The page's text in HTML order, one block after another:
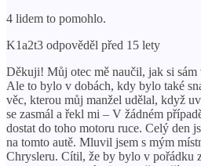
4 lidem to pomohlo.
K1a2t3 odpověděl před 15 lety
Děkuji! Můj otec mě naučil, jak si
Ale to bylo v dobách, kdy bylo také
věc, kterou můj manžel udělal, když
se zasmál a řekl mi – V žádném
dostat do toho motoru ruce. Celý den
na tomto autě. Mluvil jsem s mým
Chrysleru. Cítil, že by bylo v pořádku